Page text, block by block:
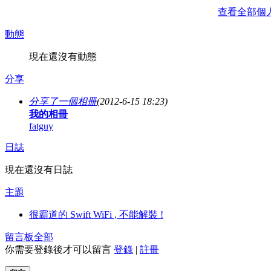
查看全部個
動態
現在還沒有動態
分享
分享了一個相冊(2012-6-15 18:23)
我的相冊
fatguy
日誌
現在還沒有日誌
主題
很霸道的 Swift WiFi , 不能解裝 !
留言板全部
你需要登錄後才可以留言 登錄 | 註冊